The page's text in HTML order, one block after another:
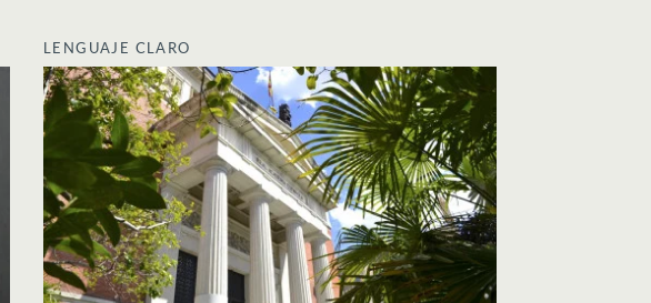
LENGUAJE CLARO